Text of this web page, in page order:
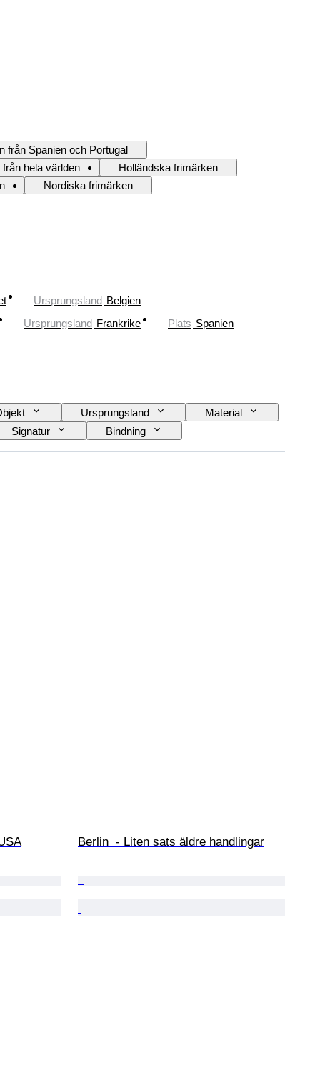
från Spanien och Portugal
hela världen
Holländska frimärken
Nordiska frimärken
Ursprungsland Belgien
Ursprungsland Frankrike Plats Spanien
Ursprungsland
Material
Signatur
Bindning
Berlin  - Liten sats äldre handlingar